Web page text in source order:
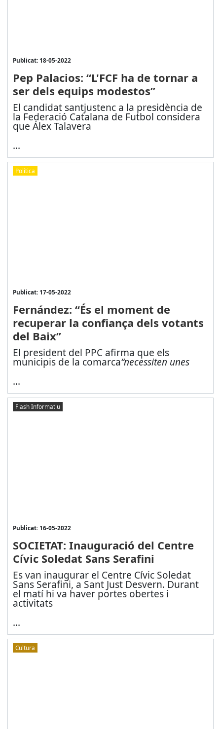
Publicat: 18-05-2022
Pep Palacios: “L'FCF ha de tornar a
ser dels equips modestos”
El candidat santjustenc a la presidència de
la Federació Catalana de Futbol considera
que Álex Talavera
...
Política
Publicat: 17-05-2022
Fernández: “És el moment de
recuperar la confiança dels votants
del Baix”
El president del PPC afirma que els
municipis de la comarca“necessiten unes
...
Flash Informatiu
Publicat: 16-05-2022
SOCIETAT: Inauguració del Centre
Cívic Soledat Sans Serafini
Es van inaugurar el Centre Cívic Soledat
Sans Serafini, a Sant Just Desvern. Durant
el matí hi va haver portes obertes i
activitats
...
Cultura